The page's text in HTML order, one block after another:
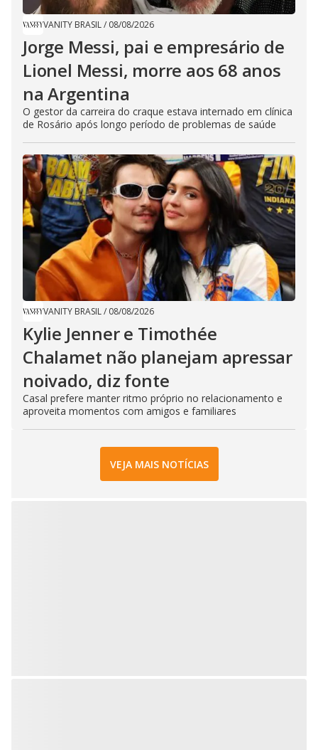
VANITY BRASIL/ 08/08/2026
Jorge Messi, pai e empresário de
Lionel Messi, morre aos 68 anos
na Argentina
O gestor da carreira do craque estava internado em clínica
de Rosário após longo período de problemas de saúde
VANITY BRASIL/ 08/08/2026
Kylie Jenner e Timothée
Chalamet não planejam apressar
noivado, diz fonte
Casal prefere manter ritmo próprio no relacionamento e
aproveita momentos com amigos e familiares
VEJA MAIS NOTÍCIAS